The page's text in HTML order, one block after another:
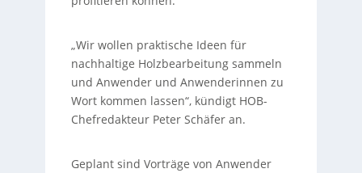
„Wir wollen praktische Ideen für
nachhaltige Holzbearbeitung sammeln
und Anwender und Anwenderinnen zu
Wort kommen lassen“, kündigt HOB-
Chefredakteur Peter Schäfer an.
Geplant sind Vorträge von Anwender